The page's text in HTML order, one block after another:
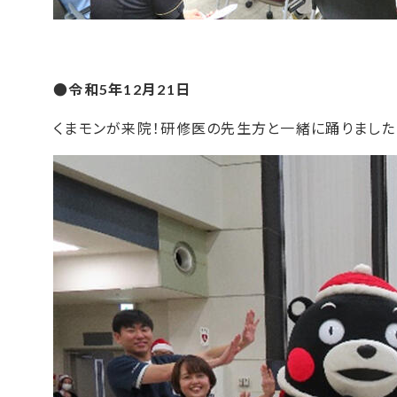
●令和5年12月21日
くまモンが来院！研修医の先生方と一緒に踊りました